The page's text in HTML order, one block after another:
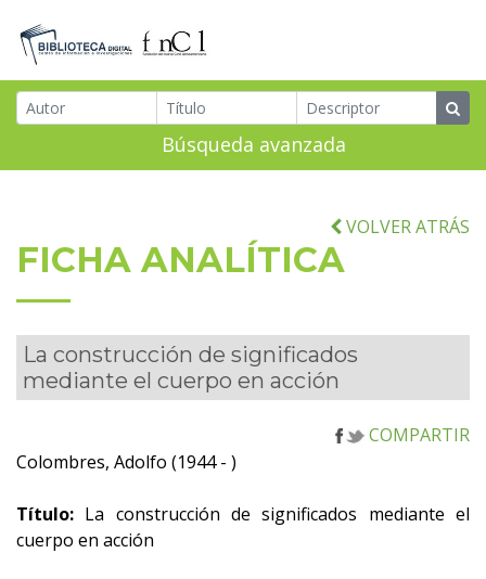
Búsqueda avanzada
VOLVER ATRÁS
FICHA ANALÍTICA
La construcción de significados
mediante el cuerpo en acción
COMPARTIR
Colombres, Adolfo (1944 - )
Título: La construcción de significados mediante el
cuerpo en acción